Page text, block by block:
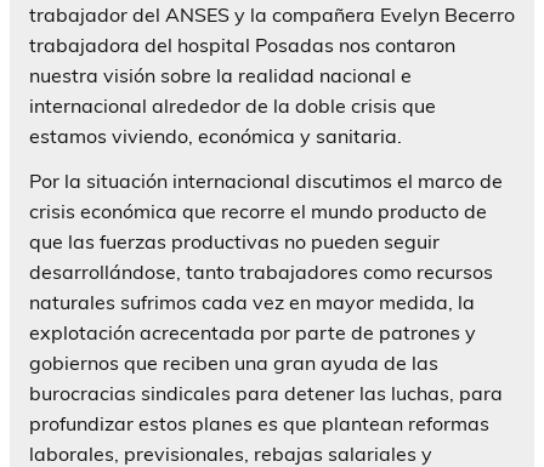
trabajador del ANSES y la compañera Evelyn Becerro
trabajadora del hospital Posadas nos contaron
nuestra visión sobre la realidad nacional e
internacional alrededor de la doble crisis que
estamos viviendo, económica y sanitaria.
Por la situación internacional discutimos el marco de
crisis económica que recorre el mundo producto de
que las fuerzas productivas no pueden seguir
desarrollándose, tanto trabajadores como recursos
naturales sufrimos cada vez en mayor medida, la
explotación acrecentada por parte de patrones y
gobiernos que reciben una gran ayuda de las
burocracias sindicales para detener las luchas, para
profundizar estos planes es que plantean reformas
laborales, previsionales, rebajas salariales y